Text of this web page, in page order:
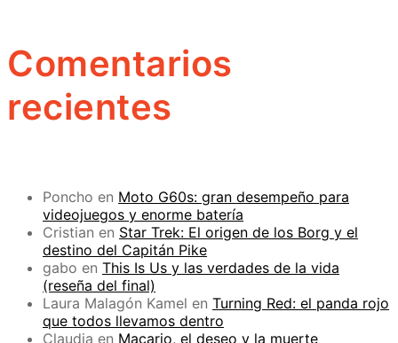
Comentarios
recientes
Poncho en Moto G60s: gran desempeño para
videojuegos y enorme batería
Cristian en Star Trek: El origen de los Borg y el
destino del Capitán Pike
gabo en This Is Us y las verdades de la vida
(reseña del final)
Laura Malagón Kamel en Turning Red: el panda rojo
que todos llevamos dentro
Claudia en Macario, el deseo y la muerte